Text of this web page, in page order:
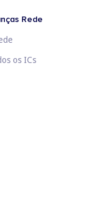
Rede
os ICs